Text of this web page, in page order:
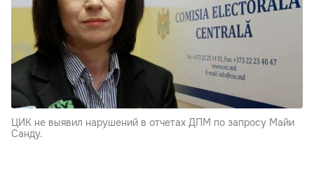
ЦИК не выявил нарушений в отчетах ДПМ по запросу Майи
Санду.